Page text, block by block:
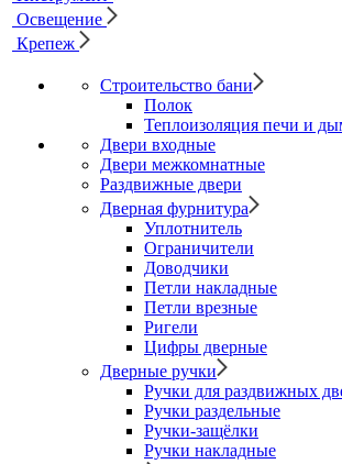
Освещение
Крепеж
Строительство бани
Полок
Теплоизоляция печи и
Двери входные
Двери межкомнатные
Раздвижные двери
Дверная фурнитура
Уплотнитель
Ограничители
Доводчики
Петли накладные
Петли врезные
Ригели
Цифры дверные
Дверные ручки
Ручки для раздвижных
Ручки раздельные
Ручки-защёлки
Ручки накладные